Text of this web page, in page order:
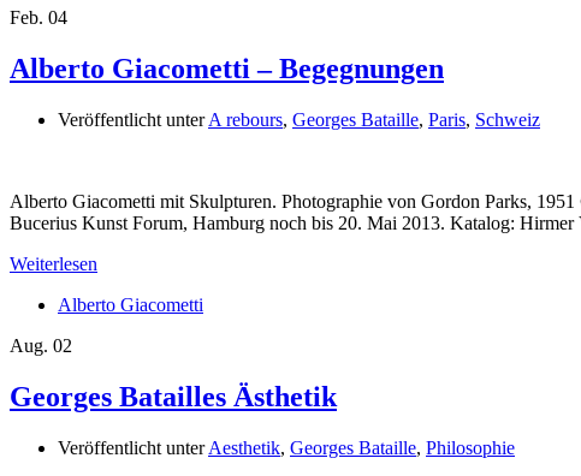
Feb. 04
Alberto Giacometti – Begegnungen
Veröffentlicht unterA rebours, Georges Bataille, Paris, Schweiz
Alberto Giacometti mit Skulpturen. Photographie von Gordon Parks,
Bucerius Kunst Forum, Hamburg noch bis 20. Mai 2013. Katalog:
Weiterlesen
Alberto Giacometti
Aug. 02
Georges Batailles Ästhetik
Veröffentlicht unterAesthetik, Georges Bataille, Philosophie